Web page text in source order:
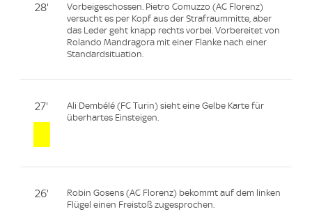
28'
Vorbeigeschossen. Pietro Comuzzo (AC Florenz)
versucht es per Kopf aus der Strafraummitte, aber
das Leder geht knapp rechts vorbei. Vorbereitet von
Rolando Mandragora mit einer Flanke nach einer
Standardsituation.
27'
Ali Dembélé (FC Turin) sieht eine Gelbe Karte für
überhartes Einsteigen.
26'
Robin Gosens (AC Florenz) bekommt auf dem linken
Flügel einen Freistoß zugesprochen.